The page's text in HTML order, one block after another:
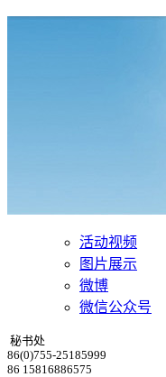
活动视频
图片展示
微博
微信公众号
秘书处
86(0)755-25185999
86 15816886575